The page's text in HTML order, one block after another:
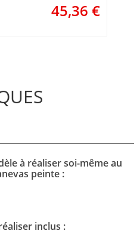
45,36 €
à réaliser soi-même au
peinte :
inclus :